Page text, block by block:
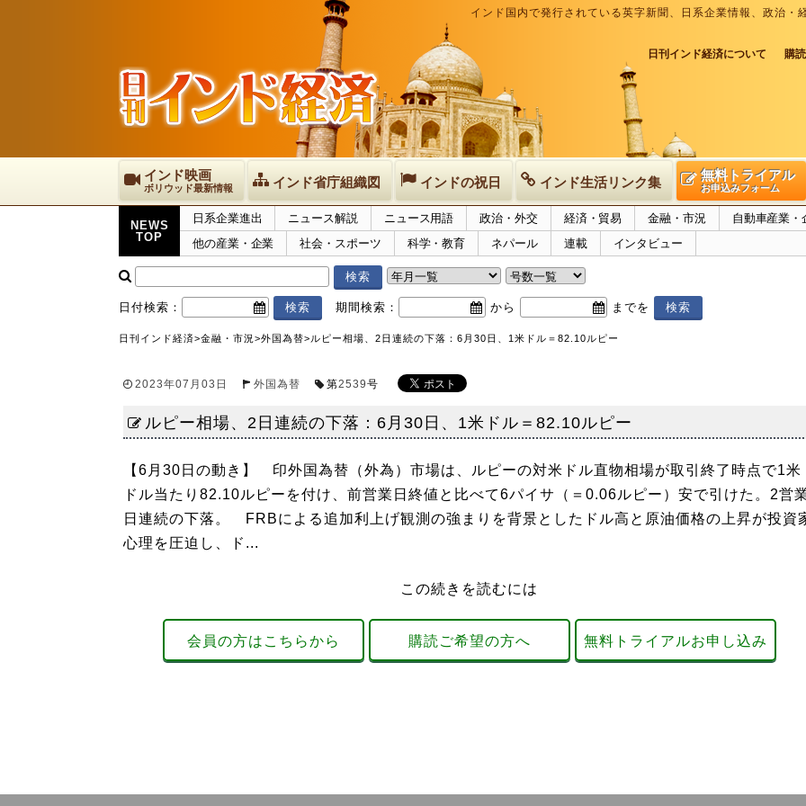
インド国内で発行されている英字新聞、日系企業情報、政治
日刊インド経済について 購
インド映画
ボリウッド最新情報 インド省庁組織図 インドの祝日 インド生活リンク集 無料トライアル
お申込みフォーム
NEWS
TOP
日系企業進出 ニュース解説 ニュース用語 政治・外交 経済・貿易 金融・市況
自動車産業・
他の産業・企業
社会・スポーツ 科学・教育 ネパール 連載 インタビュー
日付検索： 期間検索： から までを
日刊インド経済>金融・市況 >外国為替>ルピー相場、2日連続の下落：6月30日、1米ドル＝82.10ルピー
2023年07月03日 外国為替 第2539号
ルピー相場、2日連続の下落：6月30日、1米ドル＝82.10ルピー
【6月30日の動き】 印外国為替（外為）市場は、ルピーの対米ドル直物相場が取引終了時点で1米
ドル当たり82.10ルピーを付け、前営業日終値と比べて6パイサ（＝0.06ルピー）安で引けた。2営
日連続の下落。 FRBによる追加利上げ観測の強まりを背景としたドル高と原油価格の上昇が投資
心理を圧迫し、ド...
この続きを読むには
会員の方はこちらから 購読ご希望の方へ 無料トライアルお申し込み